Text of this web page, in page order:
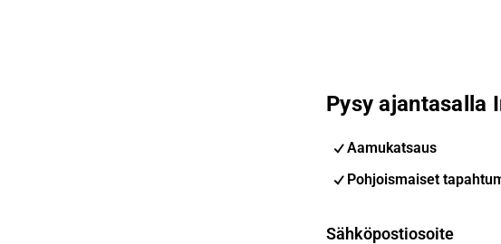
Pysy ajantasalla
Aamukatsaus
Pohjoismaiset
Sähköpostiosoite